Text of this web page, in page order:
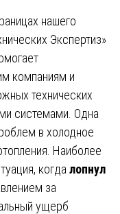
нашего
Экспертиз»
компаниям и
технических
системами. Одна
в холодное
Наиболее
когда лопнул
за
ущерб